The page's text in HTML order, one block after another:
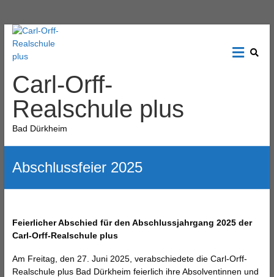
Carl-Orff-
Realschule plus
Bad Dürkheim
Abschlussfeier 2025
Feierlicher Abschied für den Abschlussjahrgang 2025 der
Carl-Orff-Realschule plus
Am Freitag, den 27. Juni 2025, verabschiedete die Carl-Orff-
Realschule plus Bad Dürkheim feierlich ihre Absolventinnen und